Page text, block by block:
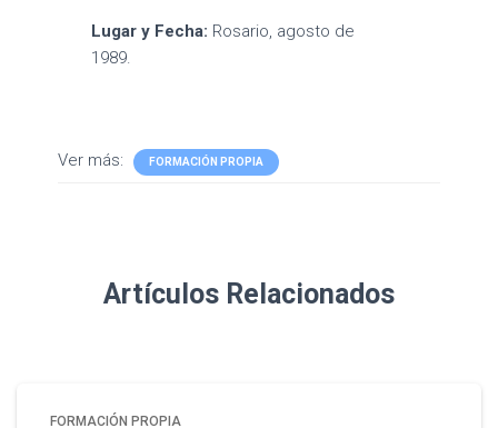
Lugar y Fecha: Rosario, agosto de
1989.
Ver más: FORMACIÓN PROPIA
Artículos Relacionados
FORMACIÓN PROPIA